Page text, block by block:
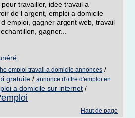
travailler, idee travail a
de l argent, emploi a domicile
emploi, gagner argent web, travail
gagner...
emploi travail a domicile annonces /
gratuite / annonce d'offre d'emploi en
a domicile sur internet /
Haut de page